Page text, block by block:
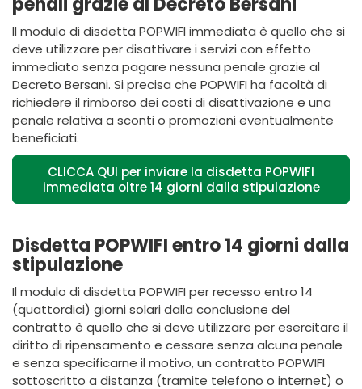
Il modulo di disdetta POPWIFI immediata è quello che si
deve utilizzare per disattivare i servizi con effetto
immediato senza pagare nessuna penale grazie al
Decreto Bersani. Si precisa che POPWIFI ha facoltà di
richiedere il rimborso dei costi di disattivazione e una
penale relativa a sconti o promozioni eventualmente
beneficiati.
CLICCA QUI per inviare la disdetta POPWIFI
immediata oltre 14 giorni dalla stipulazione
Disdetta POPWIFI entro 14 giorni dalla
stipulazione
Il modulo di disdetta POPWIFI per recesso entro 14
(quattordici) giorni solari dalla conclusione del
contratto è quello che si deve utilizzare per esercitare il
diritto di ripensamento e cessare senza alcuna penale
e senza specificarne il motivo, un contratto POPWIFI
sottoscritto a distanza (tramite telefono o internet) o